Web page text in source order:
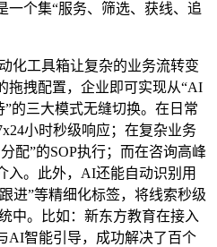
一个集“服务、筛选、获线、追
化工具箱让复杂的业务流转变
拖拽配置，企业即可实现从“AI
”的三大模式无缝切换。在日常
小时秒级响应；在复杂业务
配”的SOP执行；而在咨询高峰
入。此外，AI还能自动识别用
进”等精细化标签，将线索秒级
中。比如：新东方教育在接入
AI智能引导，成功解决了百个